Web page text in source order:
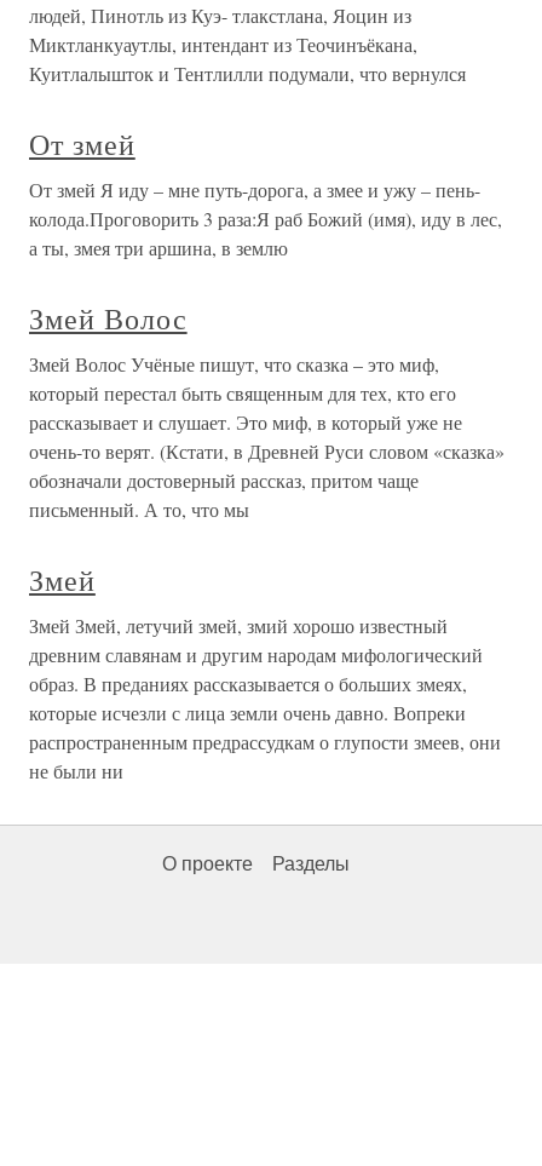
людей, Пинотль из Куэ- тлакстлана, Яоцин из
Миктланкуаутлы, интендант из Теочинъёкана,
Куитлалышток и Тентлилли подумали, что вернулся
От змей
От змей Я иду – мне путь-дорога, а змее и ужу – пень-
колода.Проговорить 3 раза:Я раб Божий (имя), иду в лес,
а ты, змея три аршина, в землю
Змей Волос
Змей Волос Учёные пишут, что сказка – это миф,
который перестал быть священным для тех, кто его
рассказывает и слушает. Это миф, в который уже не
очень-то верят. (Кстати, в Древней Руси словом «сказка»
обозначали достоверный рассказ, притом чаще
письменный. А то, что мы
Змей
Змей Змей, летучий змей, змий хорошо известный
древним славянам и другим народам мифологический
образ. В преданиях рассказывается о больших змеях,
которые исчезли с лица земли очень давно. Вопреки
распространенным предрассудкам о глупости змеев, они
не были ни
О проекте Разделы